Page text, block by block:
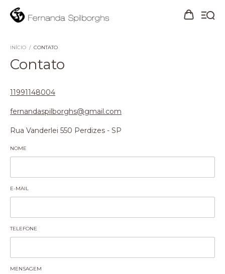
INÍCIO / CONTATO
Contato
11991148004
fernandaspilborghs@gmail.com
Rua Vanderlei 550 Perdizes - SP
NOME
E-MAIL
TELEFONE
MENSAGEM